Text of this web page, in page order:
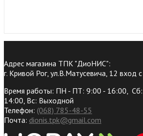
Адрес магазина ТПК "ДиоНИС":
г. Кривой Рог, ул.В.Матусевича, 12 вход
Время работы: ПН - ПТ: 9:00 - 16:00,
14:00, Вс: Выходной
Телефон: (068) 785-48-55
Почта: dionis.tpk@gmail.com